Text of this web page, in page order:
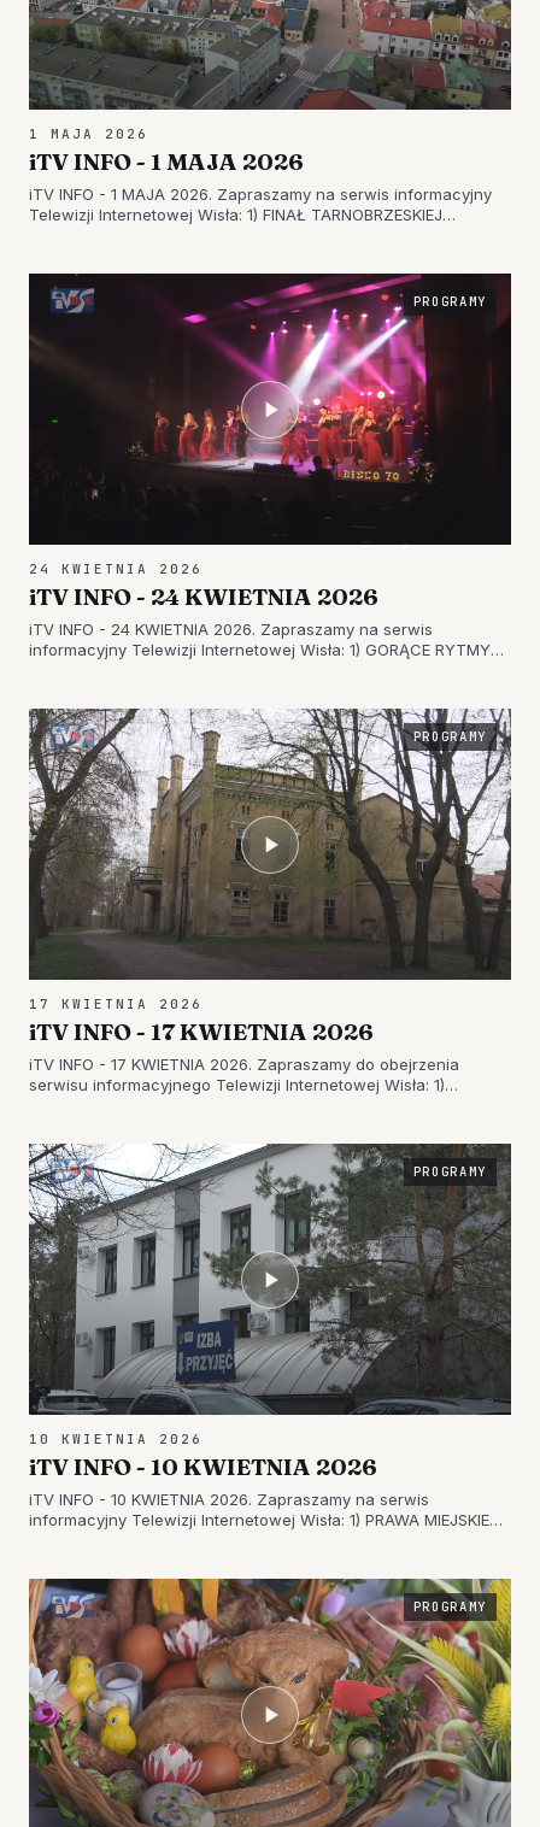
1 MAJA 2026
iTV INFO - 1 MAJA 2026
iTV INFO - 1 MAJA 2026. Zapraszamy na serwis informacyjny
Telewizji Internetowej Wisła: 1) FINAŁ TARNOBRZESKIEJ
SCENIE WOZOWNI – OGROMNE…
PROGRAMY
24 KWIETNIA 2026
iTV INFO - 24 KWIETNIA 2026
iTV INFO - 24 KWIETNIA 2026. Zapraszamy na serwis
informacyjny Telewizji Internetowej Wisła: 1) GORĄCE RYTMY
TARNOBRZEGU – EDUKACJA W ZAKRESIE BEZ…
PROGRAMY
17 KWIETNIA 2026
iTV INFO - 17 KWIETNIA 2026
iTV INFO - 17 KWIETNIA 2026. Zapraszamy do obejrzenia
serwisu informacyjnego Telewizji Internetowej Wisła: 1)
PRZESŁANIEM W TARNOBRZEGU – UCZNIOWI…
PROGRAMY
10 KWIETNIA 2026
iTV INFO - 10 KWIETNIA 2026
iTV INFO - 10 KWIETNIA 2026. Zapraszamy na serwis
informacyjny Telewizji Internetowej Wisła: 1) PRAWA MIEJSKIE
POWIATOWEGO – PORODÓWKA W NOWEJ…
PROGRAMY